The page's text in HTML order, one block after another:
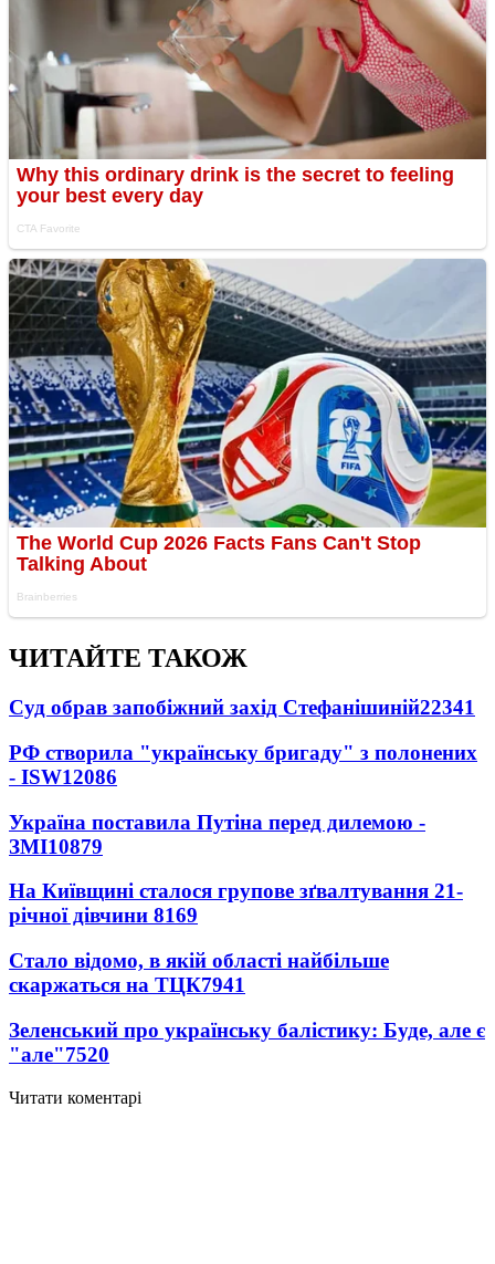
ЧИТАЙТЕ ТАКОЖ
Суд обрав запобіжний захід Стефанішиній22341
РФ створила "українську бригаду" з полонених
- ISW12086
Україна поставила Путіна перед дилемою -
ЗМІ10879
На Київщині сталося групове зґвалтування 21-
річної дівчини 8169
Стало відомо, в якій області найбільше
скаржаться на ТЦК7941
Зеленський про українську балістику: Буде, але є
"але"7520
Читати коментарі